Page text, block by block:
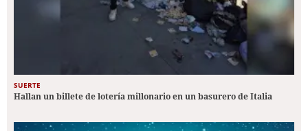
SUERTE
Hallan un billete de lotería millonario en un basurero de Italia